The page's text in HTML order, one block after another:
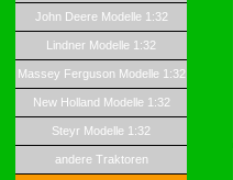
John Deere Modelle 1:32
Lindner Modelle 1:32
Massey Ferguson Modelle 1:32
New Holland Modelle 1:32
Steyr Modelle 1:32
andere Traktoren